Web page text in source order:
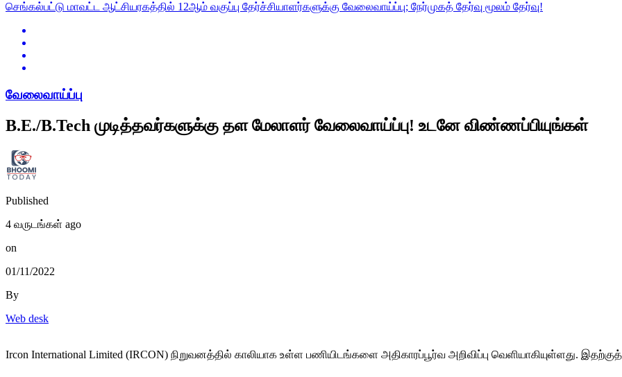
செங்கல்பட்டு மாவட்ட ஆட்சியரகத்தில் 12ஆம் வகுப்பு தேர்ச்சியாளர்களுக்கு வேலைவாய்ப்பு; நேர்முகத் தேர்வு மூலம் தேர்வு!
வேலைவாய்ப்பு
B.E./B.Tech முடித்தவர்களுக்கு தள மேலாளர் வேலைவாய்ப்பு! உடனே விண்ணப்பியுங்கள்
Published
4 வருடங்கள் ago
on
01/11/2022
By
Web desk
Ircon International Limited (IRCON) நிறுவனத்தில் காலியாக உள்ள பணியிடங்களை அதிகாரப்பூர்வ அறிவிப்பு வெளியாகியுள்ளது.